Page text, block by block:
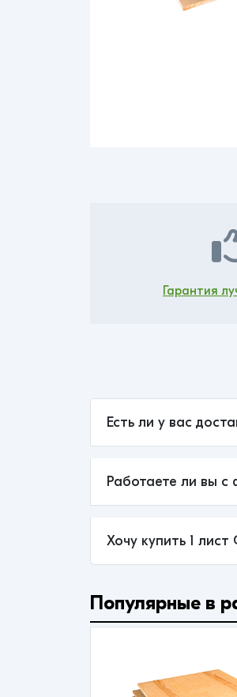
Гарантия
Есть ли у вас
Работаете ли вы с
Хочу купить 1
Популярные в